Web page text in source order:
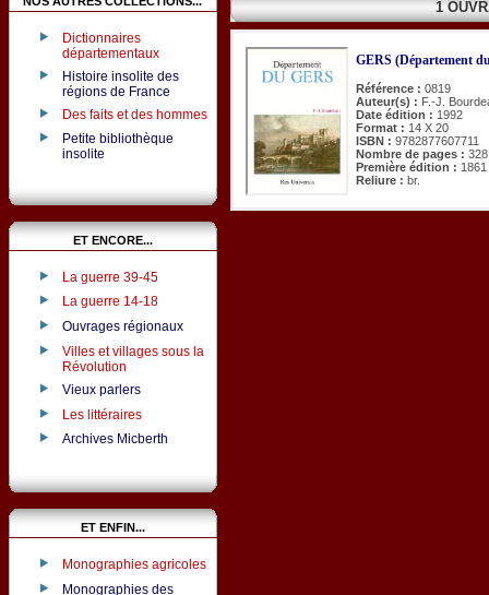
Dictionnaires
départementaux
Histoire insolite des
régions de France
Des faits et des hommes
Petite bibliothèque
insolite
ET ENCORE...
La guerre 39-45
La guerre 14-18
Ouvrages régionaux
Villes et villages sous la
Révolution
Vieux parlers
Les littéraires
Archives Micberth
ET ENFIN...
Monographies agricoles
Monographies des
1
GERS (Département
Référence : 0819
Auteur(s) : F.-J.
Date édition : 1992
Format : 14 X 20
ISBN : 9782877607711
Nombre de pages : 328
Première édition : 1861
Reliure : br.